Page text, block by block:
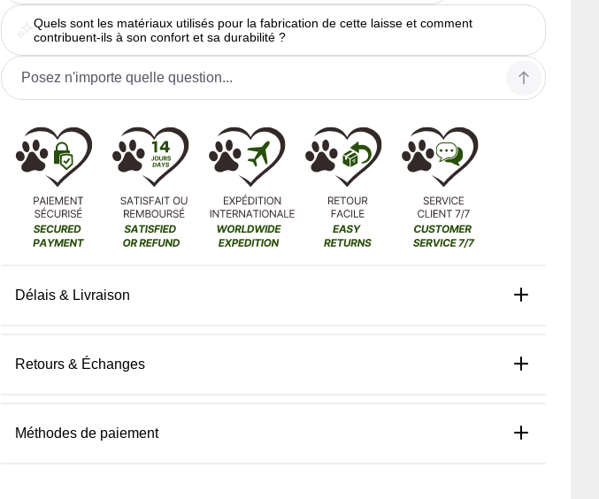
Quels sont les matériaux utilisés pour la fabrication de cette laisse et comment
contribuent-ils à son confort et sa durabilité ?
Délais & Livraison
Retours & Échanges
Méthodes de paiement